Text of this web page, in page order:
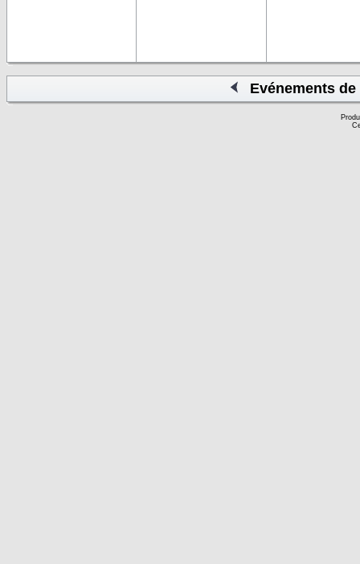
Evénements